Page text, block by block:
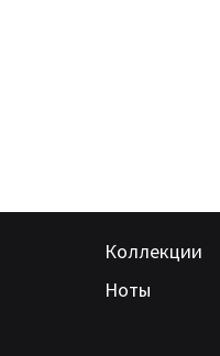
Коллекции
Ноты